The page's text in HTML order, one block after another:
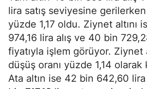
lira satış seviyesine
yüzde 1,17 oldu. Ziynet altını
974,16 lira alış ve 40 bin
fiyatıyla işlem görüyor. Ziynet
düşüş oranı yüzde 1,14
Ata altın ise 42 bin 642,60